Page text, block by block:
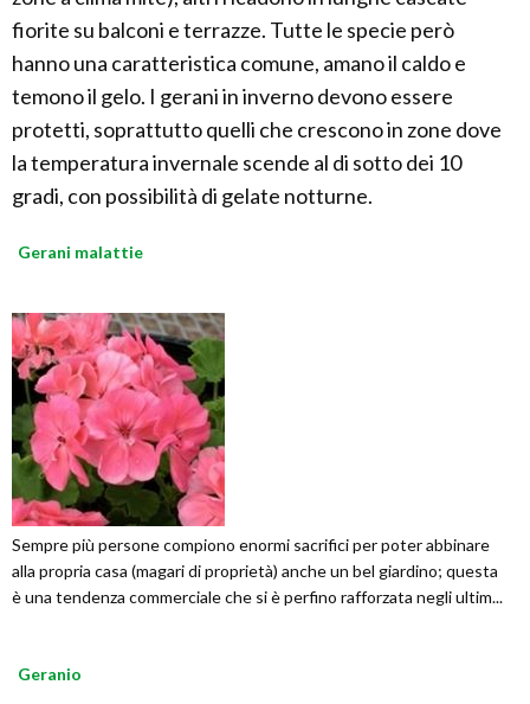
fiorite su balconi e terrazze. Tutte le specie però
hanno una caratteristica comune, amano il caldo e
temono il gelo. I gerani in inverno devono essere
protetti, soprattutto quelli che crescono in zone dove
la temperatura invernale scende al di sotto dei 10
gradi, con possibilità di gelate notturne.
Gerani malattie
Sempre più persone compiono enormi sacrifici per poter abbinare
alla propria casa (magari di proprietà) anche un bel giardino; questa
è una tendenza commerciale che si è perfino rafforzata negli ultim...
Geranio